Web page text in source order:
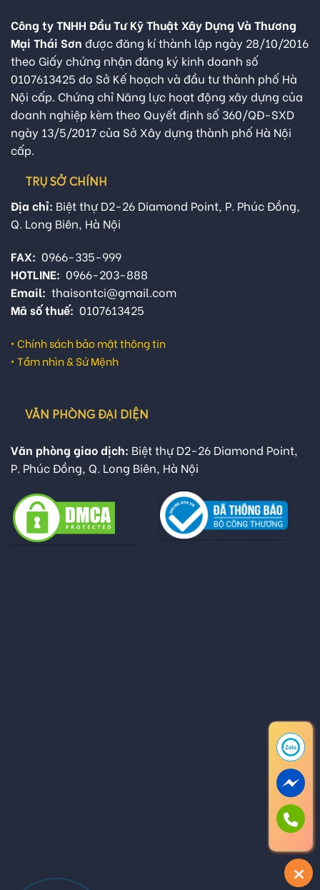
Công ty TNHH Đầu Tư Kỹ Thuật Xây Dựng Và Thương
Mại Thái Sơn được đăng kí thành lập ngày 28/10/2016
theo Giấy chứng nhận đăng ký kinh doanh số
0107613425 do Sở Kế hoạch và đầu tư thành phố Hà
Nội cấp. Chứng chỉ Năng lực hoạt động xây dựng của
doanh nghiệp kèm theo Quyết định số 360/QĐ-SXD
ngày 13/5/2017 của Sở Xây dựng thành phố Hà Nội
cấp.
TRỤ SỞ CHÍNH
Địa chỉ: Biệt thự D2-26 Diamond Point, P. Phúc Đồng,
Q. Long Biên, Hà Nội
FAX: 0966-335-999
HOTLINE: 0966-203-888
Email: thaisontci@gmail.com
Mã số thuế: 0107613425
• Chính sách bảo mật thông tin
• Tầm nhìn & Sứ Mệnh
VĂN PHÒNG ĐẠI DIỆN
Văn phòng giao dịch: Biệt thự D2-26 Diamond Point,
P. Phúc Đồng, Q. Long Biên, Hà Nội